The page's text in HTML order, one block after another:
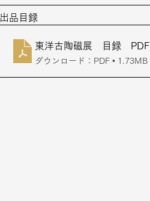
出品目録
東洋古陶磁展 目録 PDF
ダウンロード：PDF • 1.73MB